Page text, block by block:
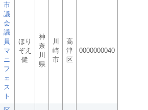
市
議
会
議
員
マ
ニ
フ
ェ
ス
ト
ほり
ぞえ
健
神
奈
川
県
川
崎
市
高
津
区
0000000040